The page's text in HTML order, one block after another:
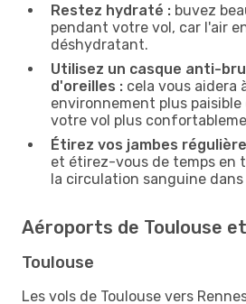
Restez hydraté : buvez
pendant votre vol, car l'air
déshydratant.
Utilisez un casque anti-
d'oreilles : cela vous aidera
environnement plus
votre vol plus
Étirez vos jambes
et étirez-vous de temps en
la circulation sanguine dans
Aéroports de Toulouse
Toulouse
Les vols de Toulouse vers